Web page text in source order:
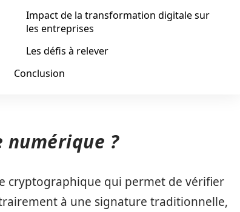
Impact de la transformation digitale sur
les entreprises
Les défis à relever
Conclusion
numérique ?
cryptographique qui permet de vérifier
à une signature traditionnelle,